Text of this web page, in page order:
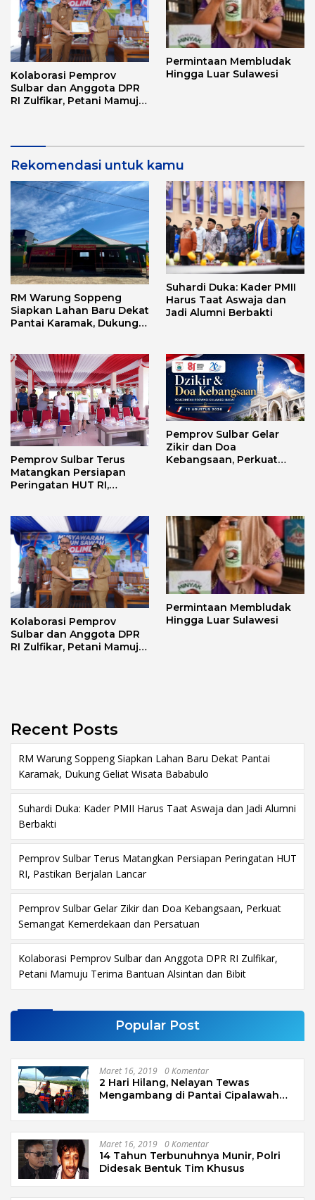
Kolaborasi Pemprov
Sulbar dan Anggota DPR
RI Zulfikar, Petani Mamuju
Permintaan Membludak
Hingga Luar Sulawesi
Rekomendasi untuk kamu
RM Warung Soppeng
Siapkan Lahan Baru Dekat
Pantai Karamak, Dukung
Suhardi Duka: Kader PMII
Harus Taat Aswaja dan
Jadi Alumni Berbakti
Pemprov Sulbar Terus
Matangkan Persiapan
Peringatan HUT RI,
Pemprov Sulbar Gelar
Zikir dan Doa
Kebangsaan, Perkuat
Kolaborasi Pemprov
Sulbar dan Anggota DPR
RI Zulfikar, Petani Mamuju
Permintaan Membludak
Hingga Luar Sulawesi
Recent Posts
RM Warung Soppeng Siapkan Lahan Baru Dekat Pantai
Karamak, Dukung Geliat Wisata Bababulo
Suhardi Duka: Kader PMII Harus Taat Aswaja dan Jadi Alumni
Berbakti
Pemprov Sulbar Terus Matangkan Persiapan Peringatan HUT
RI, Pastikan Berjalan Lancar
Pemprov Sulbar Gelar Zikir dan Doa Kebangsaan, Perkuat
Semangat Kemerdekaan dan Persatuan
Kolaborasi Pemprov Sulbar dan Anggota DPR RI Zulfikar,
Petani Mamuju Terima Bantuan Alsintan dan Bibit
Popular Post
Maret 16, 2019 0 Komentar
2 Hari Hilang, Nelayan Tewas
Mengambang di Pantai Cipalawah
Maret 16, 2019 0 Komentar
14 Tahun Terbunuhnya Munir, Polri
Didesak Bentuk Tim Khusus